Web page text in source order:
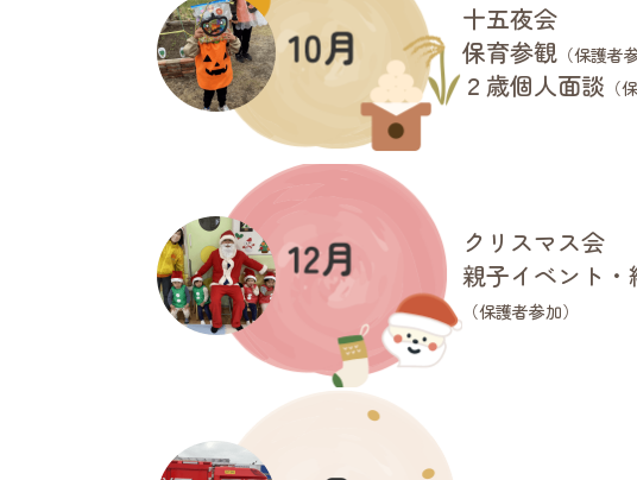
十五夜会
保育参観 （保護者
２歳個人面談 （
クリスマス会
親子イベント
（保護者参加）